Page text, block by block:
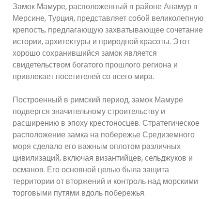
Замок Мамуре, расположенный в районе Анамур в
Мерсине, Турция, представляет собой великолепную
крепость, предлагающую захватывающее сочетание
истории, архитектуры и природной красоты. Этот
хорошо сохранившийся замок является
свидетельством богатого прошлого региона и
привлекает посетителей со всего мира.
Построенный в римский период, замок Мамуре
подвергся значительному строительству и
расширению в эпоху крестоносцев. Стратегическое
расположение замка на побережье Средиземного
моря сделало его важным оплотом различных
цивилизаций, включая византийцев, сельджуков и
османов. Его основной целью была защита
территории от вторжений и контроль над морскими
торговыми путями вдоль побережья.